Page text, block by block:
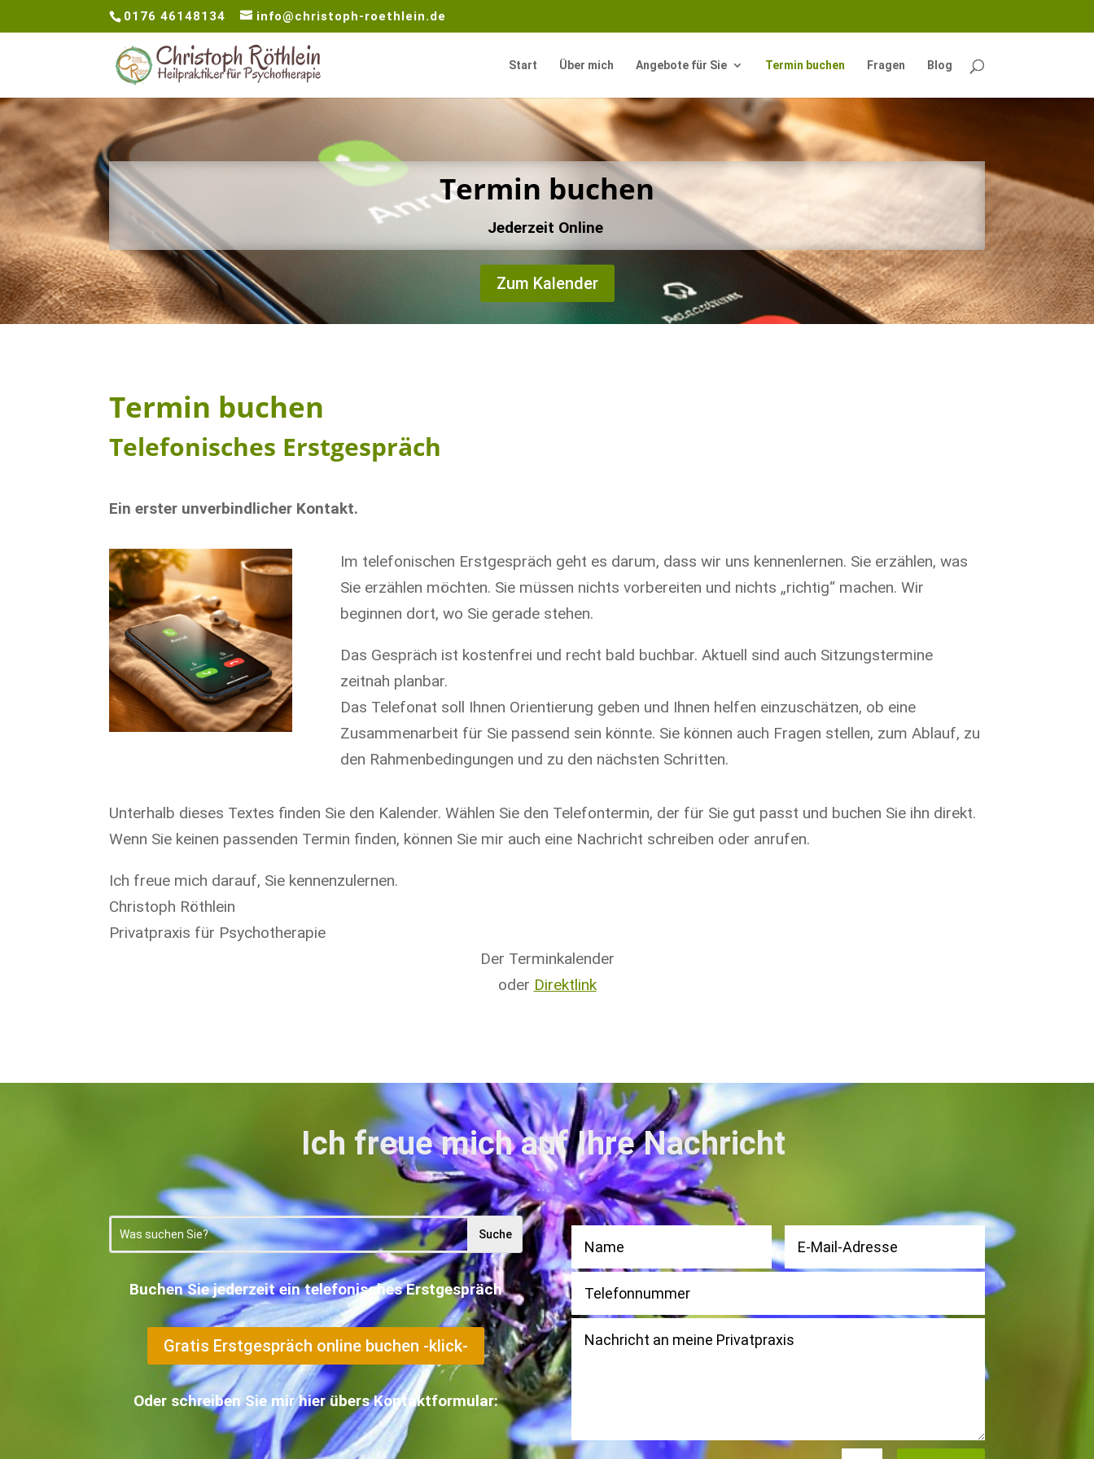
0176 46148134 info@christoph-roethlein.de
Start Über mich Angebote für Sie Termin buchen Fragen Blog
Termin buchen
Jederzeit Online
Zum Kalender
Termin buchen
Telefonisches Erstgespräch
Ein erster unverbindlicher Kontakt.
Im telefonischen Erstgespräch geht es darum, dass wir uns kennenlernen. Sie erzählen, was
Sie erzählen möchten. Sie müssen nichts vorbereiten und nichts „richtig“ machen. Wir
beginnen dort, wo Sie gerade stehen.
Das Gespräch ist kostenfrei und recht bald buchbar. Aktuell sind auch Sitzungstermine
zeitnah planbar.
Das Telefonat soll Ihnen Orientierung geben und Ihnen helfen einzuschätzen, ob eine
Zusammenarbeit für Sie passend sein könnte. Sie können auch Fragen stellen, zum Ablauf, zu
den Rahmenbedingungen und zu den nächsten Schritten.
Unterhalb dieses Textes finden Sie den Kalender. Wählen Sie den Telefontermin, der für Sie gut passt und buchen Sie ihn direkt.
Wenn Sie keinen passenden Termin finden, können Sie mir auch eine Nachricht schreiben oder anrufen.
Ich freue mich darauf, Sie kennenzulernen.
Christoph Röthlein
Privatpraxis für Psychotherapie
Der Terminkalender
oder Direktlink
Ich freue mich auf Ihre Nachricht
Buchen Sie jederzeit ein telefonisches Erstgespräch
Gratis Erstgespräch online buchen -klick-
Oder schreiben Sie mir hier übers Kontaktformular: